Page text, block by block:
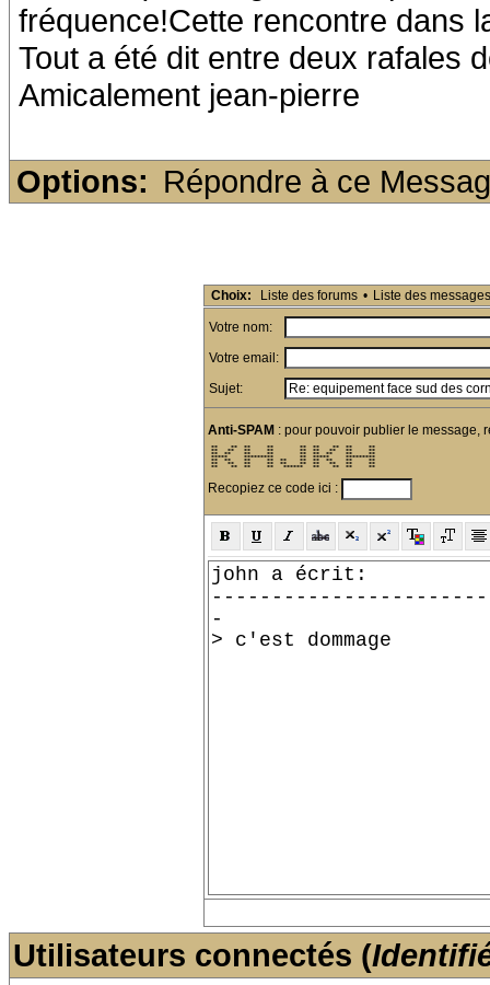
fréquence!Cette rencontre dans
Tout a été dit entre deux rafales
Amicalement jean-pierre
Options: Répondre à ce
Choix: Liste des forums • Liste des messages
Votre nom:
Votre email:
Sujet:
Anti-SPAM : pour pouvoir publier le message,
**    **  **     **        **  **    **  **     **
**   **   **     **        **  **   **   **     **
**  **    **     **        **  **  **    **     **
*****     *********        **  *****     *********
**  **    **     **  **    **  **  **    **     **
**   **   **     **  **    **  **   **   **     **
**    **  **     **   ******   **    **  **     **
Recopiez ce code ici :
Utilisateurs connectés (